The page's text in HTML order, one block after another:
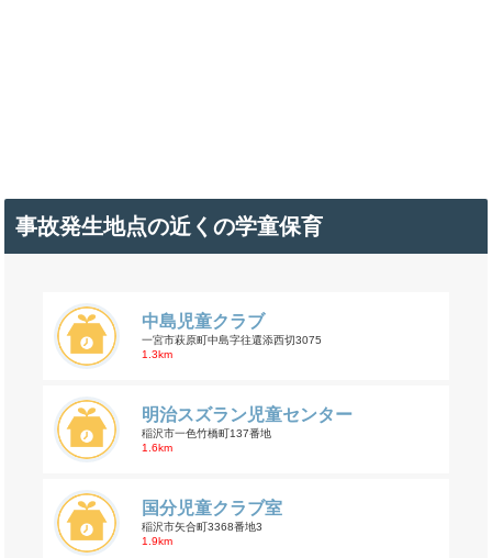
事故発生地点の近くの学童保育
中島児童クラブ
一宮市萩原町中島字往還添西切3075
1.3km
明治スズラン児童センター
稲沢市一色竹橋町137番地
1.6km
国分児童クラブ室
稲沢市矢合町3368番地3
1.9km